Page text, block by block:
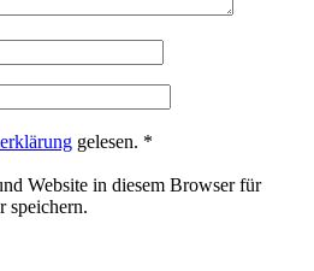
gelesen. *
Website in diesem Browser für
speichern.